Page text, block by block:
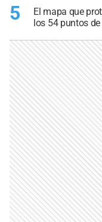
5
El mapa que
los 54 puntos